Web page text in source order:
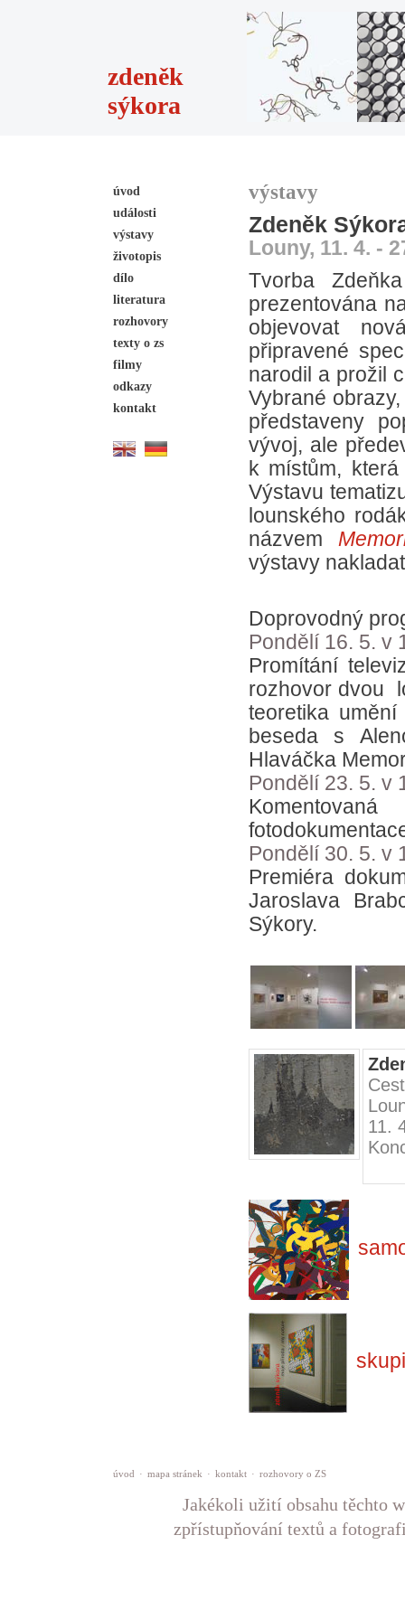
zdeněk
sýkora
úvod
události
výstavy
životopis
dílo
literatura
rozhovory
texty o zs
filmy
odkazy
kontakt
výstavy
Zdeněk
Louny, 11. 4. -
Tvorba
prezentována
objevovat
připravené
narodil a prožil
Vybrané
představeny
vývoj, ale
k místům,
Výstavu
lounského
názvem
výstavy
Doprovodný
Pondělí 16. 5. v
Promítání
rozhovor dvou
teoretika
beseda s
Hlaváčka
Pondělí 23. 5. v
Pondělí 30. 5. v
Premiéra
Jaroslava
Sýkory.
11.
úvod · mapa stránek · kontakt · rozhovory o ZS
Jakékoli užití obsahu těchto
zpřístupňování textů a